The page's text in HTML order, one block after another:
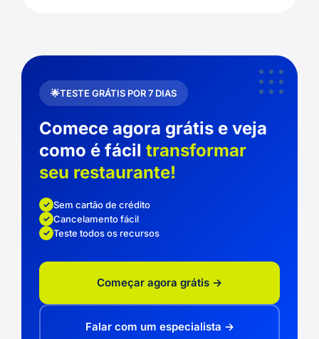
TESTE GRÁTIS POR 7 DIAS
Comece agora grátis e veja
como é fácil transformar
seu restaurante!
Sem cartão de crédito
Cancelamento fácil
Teste todos os recursos
Começar agora grátis →
Falar com um especialista →